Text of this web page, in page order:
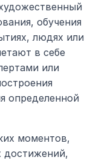
обучения
людях или
в себе
или
определенной
моментов,
достижений,